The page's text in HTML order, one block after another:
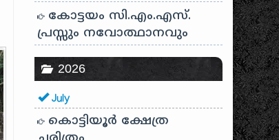
കോട്ടയം സി.എം.എസ്.
പ്രസ്സും നവോത്ഥാനവും
2026
July
കൊട്ടിയൂർ ക്ഷേത്ര